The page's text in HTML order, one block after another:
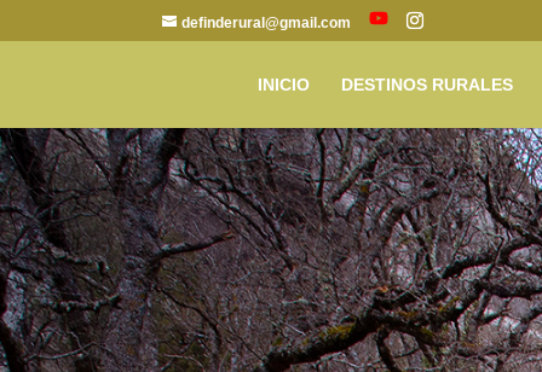
definderural@gmail.com
INICIO DESTINOS RURALES